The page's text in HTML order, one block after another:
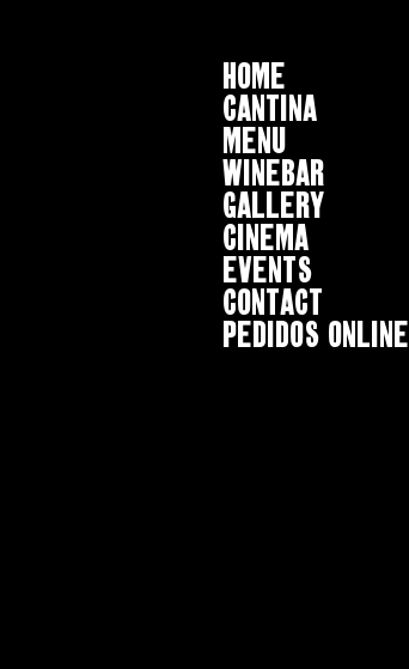
HOME
CANTINA
MENU
WINEBAR
GALLERY
CINEMA
EVENTS
CONTACT
Pedidos online